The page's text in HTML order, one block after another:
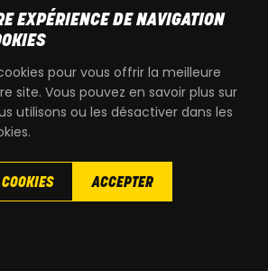
SAM9h00 - 13h30
T+32 64 700 970
Tous droits reservés |
EXPÉRIENCE DE NAVIGATION
pour vous offrir la meilleure
site. Vous pouvez en savoir plus sur
utilisons ou les désactiver dans les
ACCEPTER